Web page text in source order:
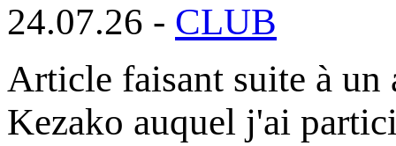
24.07.26 - CLUB
Article faisant suite à un
Kezako auquel j'ai